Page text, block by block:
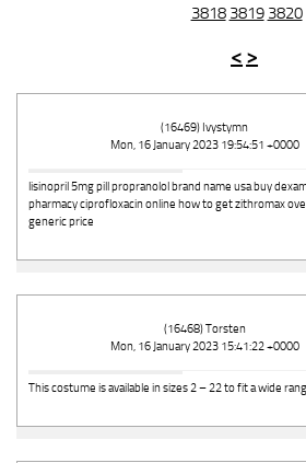
3818 3819 3820
< >
(16469) Ivystymn
Mon, 16 January 2023 19:54:51 +0000
lisinopril 5mg pill propranolol brand name usa buy
pharmacy ciprofloxacin online how to get zithromax
generic price
(16468) Torsten
Mon, 16 January 2023 15:41:22 +0000
This costume is available in sizes 2 – 22 to fit a wide